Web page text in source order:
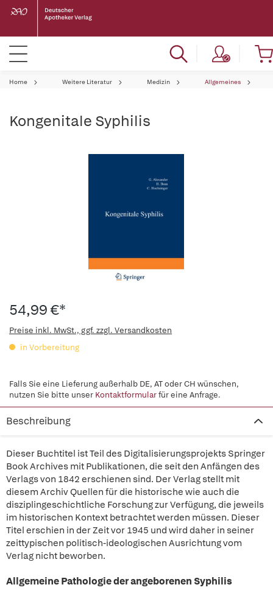
Home Weitere Literatur Medizin Allgemeines
Kongenitale Syphilis
54,99 €*
Preise inkl. MwSt., ggf. zzgl. Versandkosten
in Vorbereitung
Falls Sie eine Lieferung außerhalb DE, AT oder CH wünschen,
nutzen Sie bitte unser Kontaktformularfür eine Anfrage.
Beschreibung
Dieser Buchtitel ist Teil des Digitalisierungsprojekts Springer
Book Archives mit Publikationen, die seit den Anfängen des
Verlags von 1842 erschienen sind. Der Verlag stellt mit
diesem Archiv Quellen für die historische wie auch die
disziplingeschichtliche Forschung zur Verfügung, die jeweils
im historischen Kontext betrachtet werden müssen. Dieser
Titel erschien in der Zeit vor 1945 und wird daher in seiner
zeittypischen politisch-ideologischen Ausrichtung vom
Verlag nicht beworben.
Allgemeine Pathologie der angeborenen Syphilis